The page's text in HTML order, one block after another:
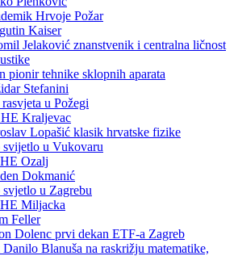
Hrvoje Požar
Kaiser
Jelaković znanstvenik i centralna ličnost
pionir tehnike sklopnih aparata
Stefanini
u Požegi
Kraljevac
Lopašić klasik hrvatske fizike
u Vukovaru
Ozalj
Dokmanić
u Zagrebu
Miljacka
Feller
Dolenc prvi dekan ETF-a Zagreb
Blanuša na raskrižju matematike,